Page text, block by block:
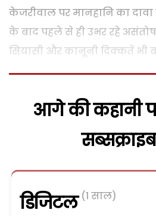
केजरीवाल पर मानहानि का
के बाद पहले से ही उभर रहे
सियासी और कानूनी दिक्कतें भी
आगे की कहानी
डिजिटल (1 साल)